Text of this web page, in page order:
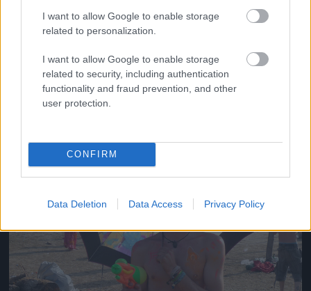
I want to allow Google to enable storage
related to personalization.
I want to allow Google to enable storage
related to security, including authentication
functionality and fraud prevention, and other
user protection.
CONFIRM
Data Deletion Data Access Privacy Policy
Fotó: Gyulai Bence / Dívány
Jön még kép!